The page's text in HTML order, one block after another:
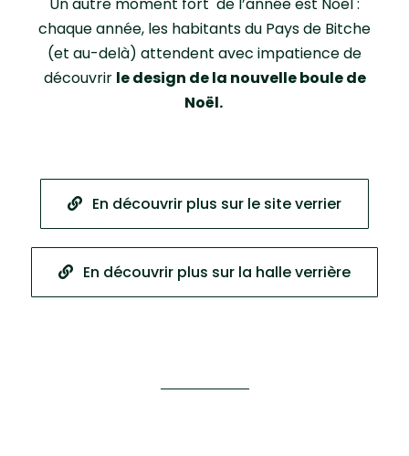
chaque année, les habitants du Pays de Bitche
(et au-delà) attendent avec impatience de
découvrir le design de la nouvelle boule de
Noël.
En découvrir plus sur le site verrier
En découvrir plus sur la halle verrière